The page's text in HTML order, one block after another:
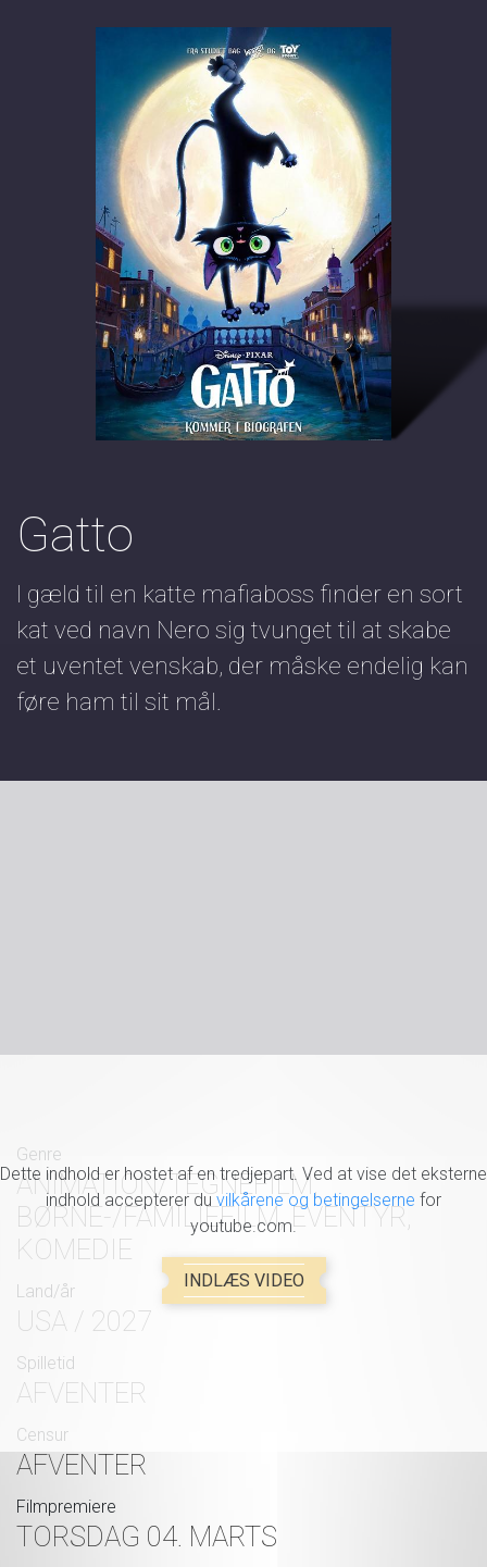
Gatto
I gæld til en katte mafiaboss finder en sort
kat ved navn Nero sig tvunget til at skabe
et uventet venskab, der måske endelig kan
føre ham til sit mål.
Dette indhold er hostet af en tredjepart. Ved at vise det eksterne
indhold accepterer duvilkårene og betingelserne for
youtube.com.
INDLÆS VIDEO
Genre
ANIMATION/TEGNEFILM,
BØRNE-/FAMILIEFILM, EVENTYR,
KOMEDIE
Land/år
USA / 2027
Spilletid
AFVENTER
Censur
AFVENTER
Filmpremiere
TORSDAG 04. MARTS